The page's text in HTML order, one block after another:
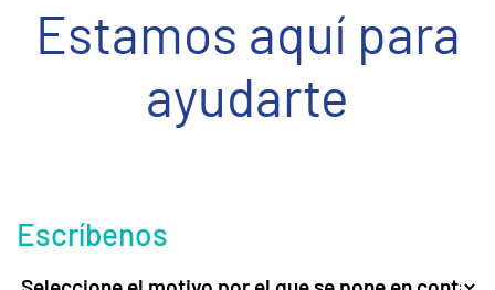
Estamos aquí para
ayudarte
Escríbenos